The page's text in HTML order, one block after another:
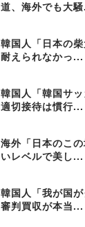
道、海外でも大
韓国人「日本の
耐えられなかっ...
韓国人「韓国サ
適切接待は慣行...
海外「日本のこ
いレベルで美し...
韓国人「我が国
審判買収が本当...